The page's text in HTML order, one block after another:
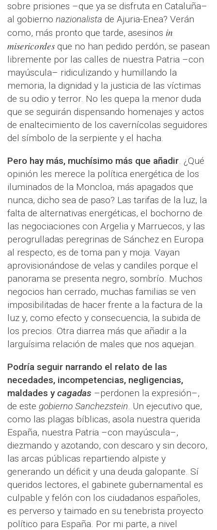
sobre prisiones –que ya se disfruta en Cataluña–
al gobierno nazionalista de Ajuria-Enea? Verán
como, más pronto que tarde, asesinos in
misericordes que no han pedido perdón, se pasean
libremente por las calles de nuestra Patria –con
mayúscula– ridiculizando y humillando la
memoria, la dignidad y la justicia de las víctimas
de su odio y terror. No les quepa la menor duda
que se seguirán dispensando homenajes y actos
de enaltecimiento de los cavernícolas seguidores
del símbolo de la serpiente y el hacha.
Pero hay más, muchísimo más que añadir. ¿Qué
opinión les merece la política energética de los
iluminados de la Moncloa, más apagados que
nunca, dicho sea de paso? Las tarifas de la luz, la
falta de alternativas energéticas, el bochorno de
las negociaciones con Argelia y Marruecos, y las
perogrulladas peregrinas de Sánchez en Europa
al respecto, es de toma pan y moja. Vayan
aprovisionándose de velas y candiles porque el
panorama se presenta negro, sombrío. Muchos
negocios han cerrado, muchas familias se ven
imposibilitadas de hacer frente a la factura de la
luz y, como efecto y consecuencia, la subida de
los precios. Otra diarrea más que añadir a la
larguísima relación de males que nos aquejan.
Podría seguir narrando el relato de las
necedades, incompetencias, negligencias,
maldades ycagadas –perdonen la expresión–,
de este gobierno Sanchezstein. Un ejecutivo que,
como las plagas bíblicas, asola nuestra querida
España, nuestra Patria –con mayúscula–,
diezmando y azotando, con descaro y sin decoro,
las arcas públicas repartiendo alpiste y
generando un déficit y una deuda galopante. Sí
queridos lectores, el gabinete gubernamental es
culpable y felón con los ciudadanos españoles,
es perverso y taimado en su tenebrista proyecto
político para España. Por mi parte, a nivel